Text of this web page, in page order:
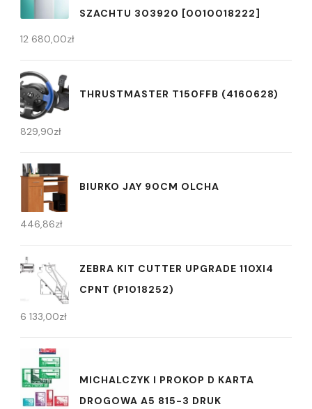
SZACHTU 303920 [0010018222]
12 680,00zł
THRUSTMASTER T150FFB (4160628)
829,90zł
BIURKO JAY 90CM OLCHA
446,86zł
ZEBRA KIT CUTTER UPGRADE 110XI4
CPNT (P1018252)
6 133,00zł
MICHALCZYK I PROKOP D KARTA
DROGOWA A5 815-3 DRUK